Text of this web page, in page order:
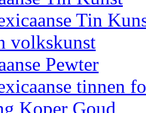
Tin
volkskunst
Pewter
tinnen
Koper Goud